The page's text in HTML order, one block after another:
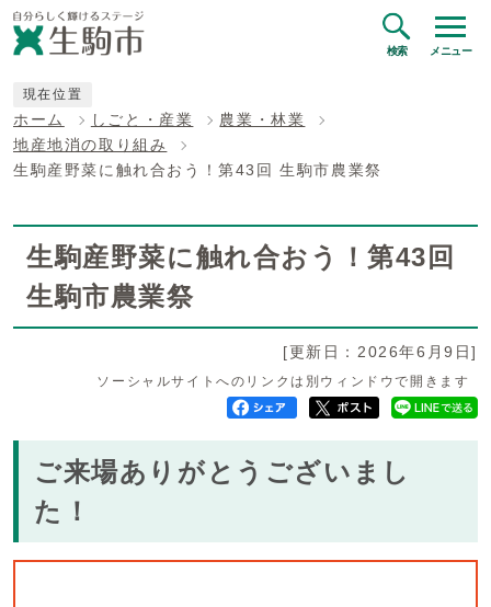
検索 メニュー
現在位置
ホーム しごと・産業
農業・林業
地産地消の取り組み
生駒産野菜に触れ合おう！第43回 生駒市農業祭
生駒産野菜に触れ合おう！第43回
生駒市農業祭
[更新日：2026年6月9日]
ソーシャルサイトへのリンクは別ウィンドウで開きます
ご来場ありがとうございまし
た！